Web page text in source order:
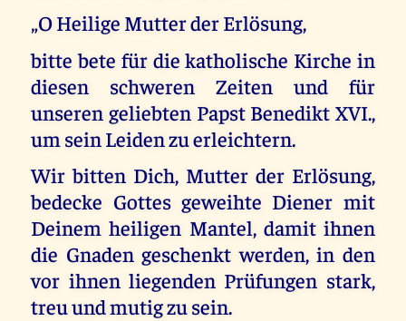
„O Heilige Mutter der Erlösung,
bitte bete für die katholische Kirche in
diesen schweren Zeiten und für
unseren geliebten Papst Benedikt XVI.,
um sein Leiden zu erleichtern.
Wir bitten Dich, Mutter der Erlösung,
bedecke Gottes geweihte Diener mit
Deinem heiligen Mantel, damit ihnen
die Gnaden geschenkt werden, in den
vor ihnen liegenden Prüfungen stark,
treu und mutig zu sein.